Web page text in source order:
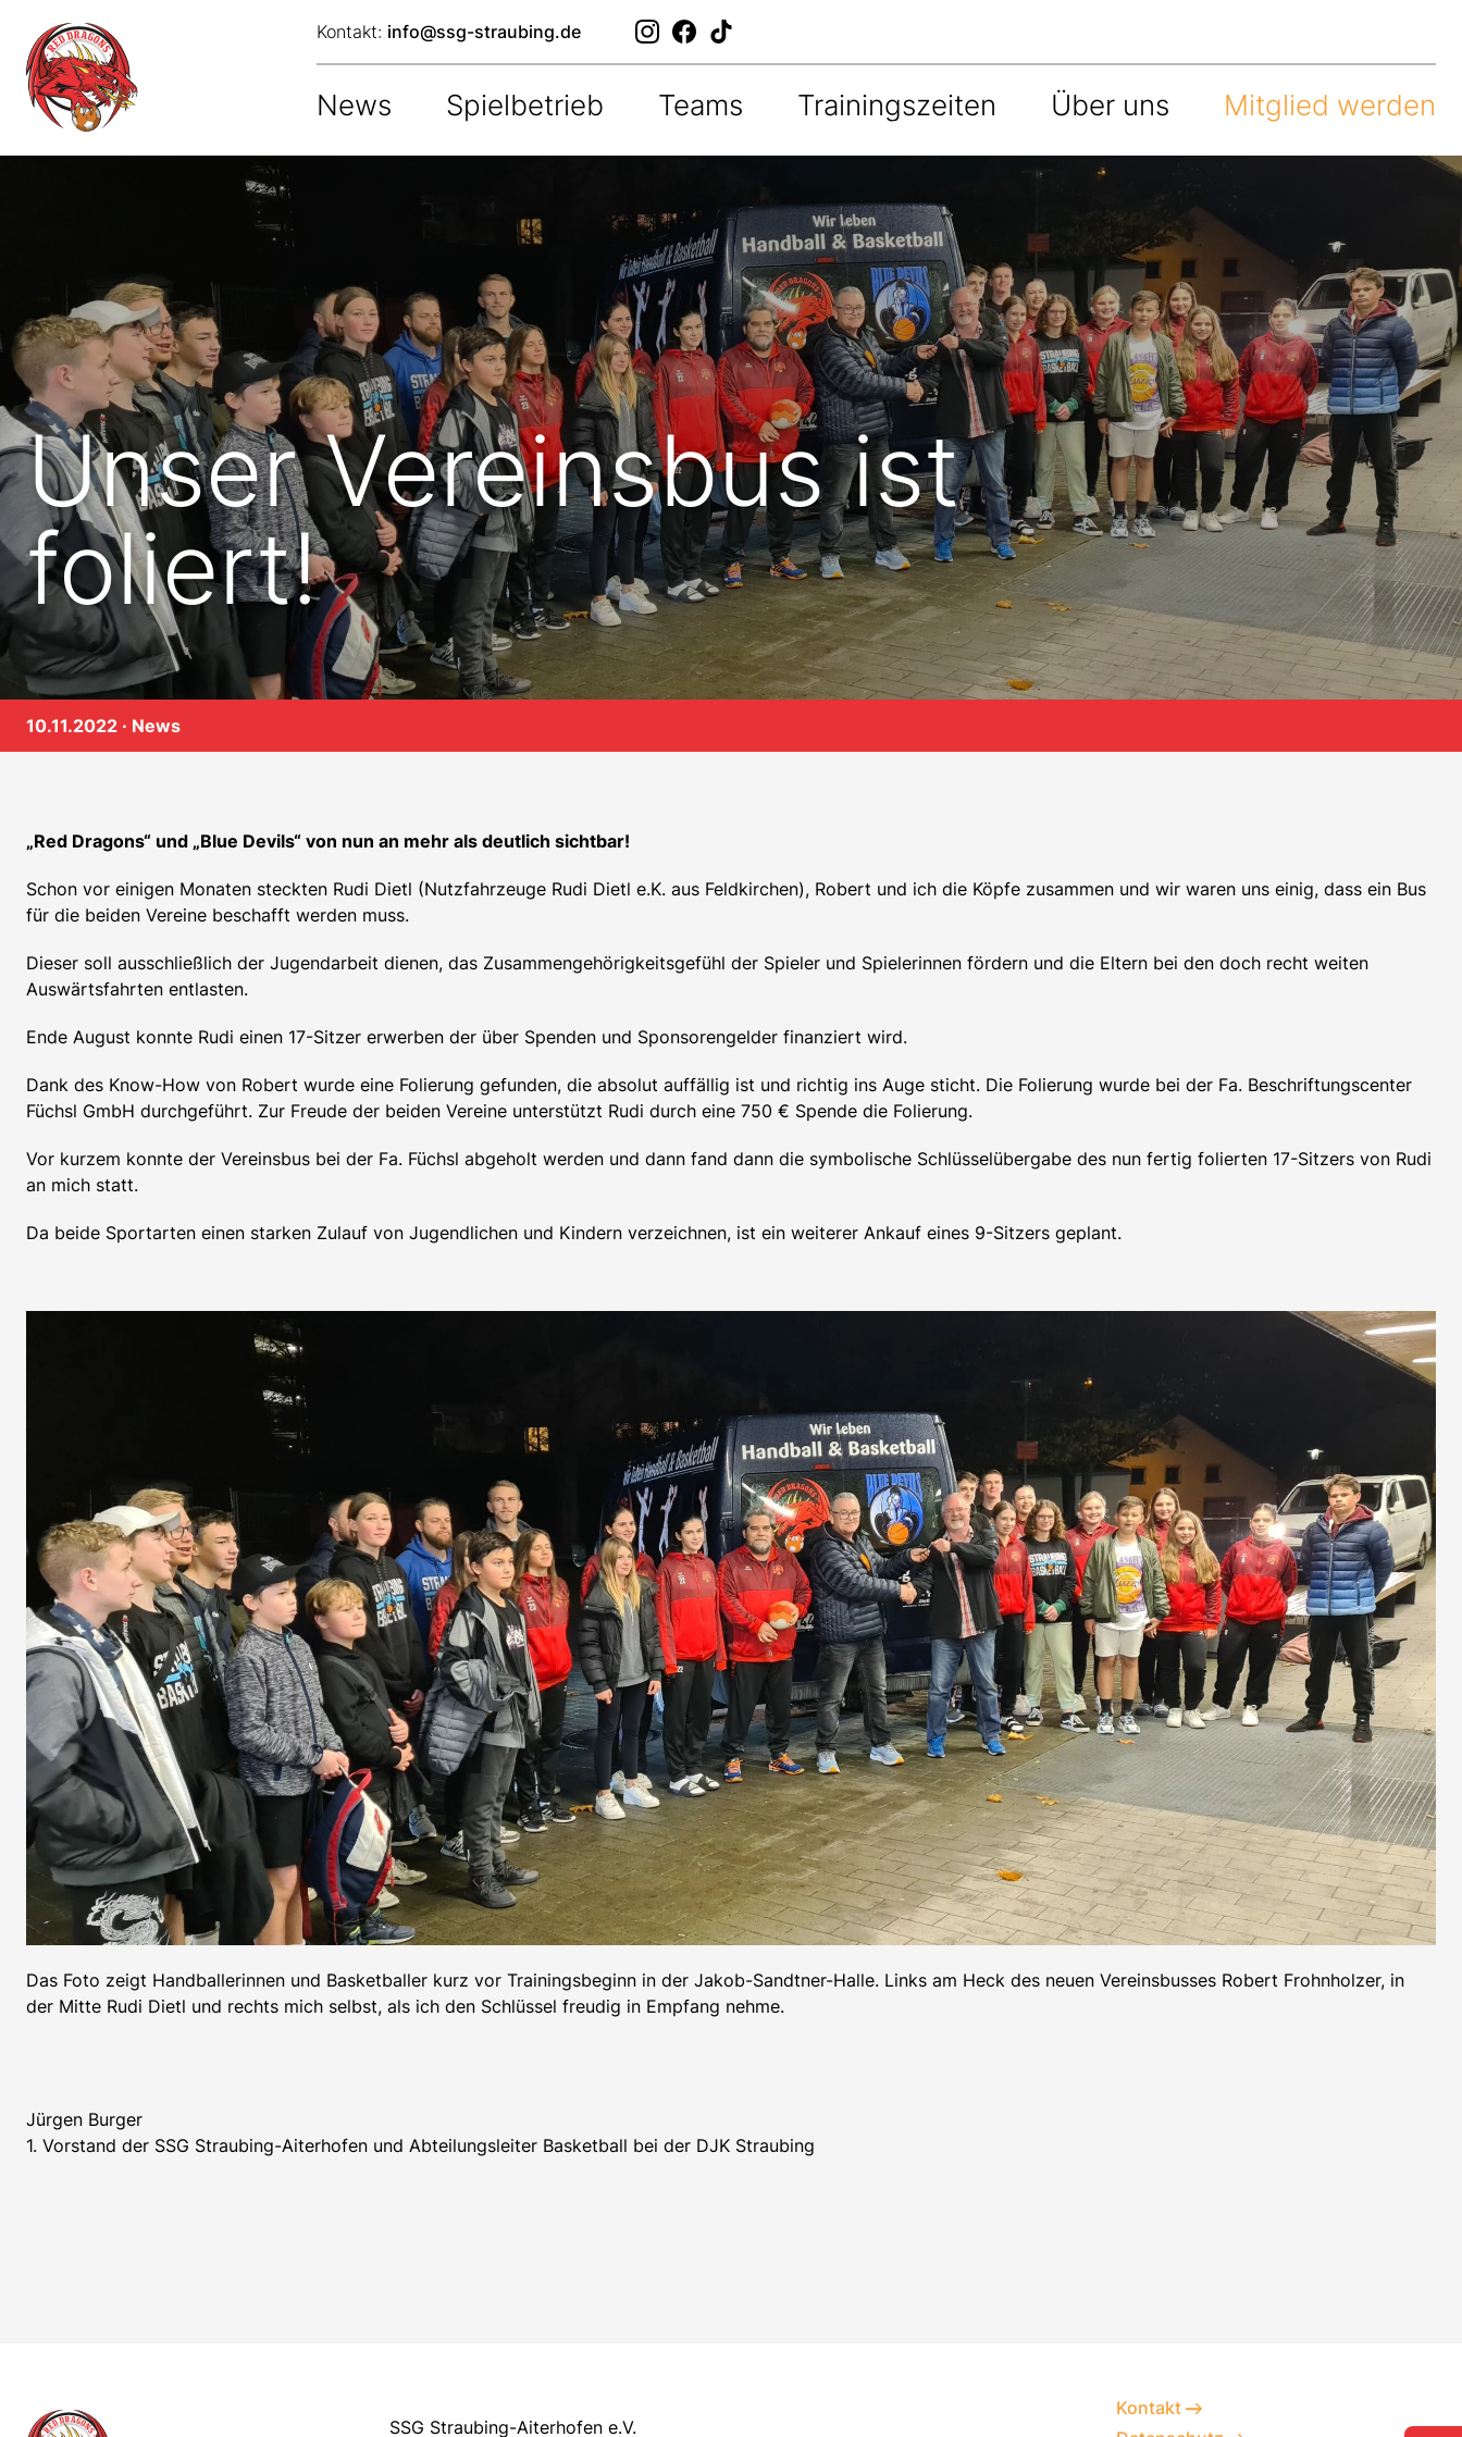
Kontakt: info@ssg-straubing.de
News Spielbetrieb Teams Trainingszeiten Über uns Mitglied werden
Unser Vereinsbus ist
foliert!
10.11.2022 · News
„Red Dragons“ und „Blue Devils“ von nun an mehr als deutlich sichtbar!
Schon vor einigen Monaten steckten Rudi Dietl (Nutzfahrzeuge Rudi Dietl e.K. aus Feldkirchen), Robert und ich die Köpfe zusammen und wir waren uns einig, dass ein Bus
für die beiden Vereine beschafft werden muss.
Dieser soll ausschließlich der Jugendarbeit dienen, das Zusammengehörigkeitsgefühl der Spieler und Spielerinnen fördern und die Eltern bei den doch recht weiten
Auswärtsfahrten entlasten.
Ende August konnte Rudi einen 17-Sitzer erwerben der über Spenden und Sponsorengelder finanziert wird.
Dank des Know-How von Robert wurde eine Folierung gefunden, die absolut auffällig ist und richtig ins Auge sticht. Die Folierung wurde bei der Fa. Beschriftungscenter
Füchsl GmbH durchgeführt. Zur Freude der beiden Vereine unterstützt Rudi durch eine 750 € Spende die Folierung.
Vor kurzem konnte der Vereinsbus bei der Fa. Füchsl abgeholt werden und dann fand dann die symbolische Schlüsselübergabe des nun fertig folierten 17-Sitzers von Rudi
an mich statt.
Da beide Sportarten einen starken Zulauf von Jugendlichen und Kindern verzeichnen, ist ein weiterer Ankauf eines 9-Sitzers geplant.
Das Foto zeigt Handballerinnen und Basketballer kurz vor Trainingsbeginn in der Jakob-Sandtner-Halle. Links am Heck des neuen Vereinsbusses Robert Frohnholzer, in
der Mitte Rudi Dietl und rechts mich selbst, als ich den Schlüssel freudig in Empfang nehme.
Jürgen Burger
1. Vorstand der SSG Straubing-Aiterhofen und Abteilungsleiter Basketball bei der DJK Straubing
SSG Straubing-Aiterhofen e.V.
Kontakt